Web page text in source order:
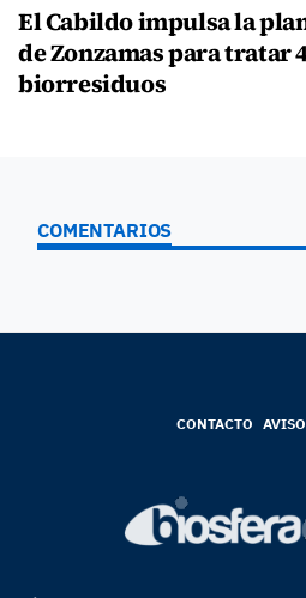
El Cabildo impulsa la
de Zonzamas para tratar
biorresiduos
COMENTARIOS
CONTACTO